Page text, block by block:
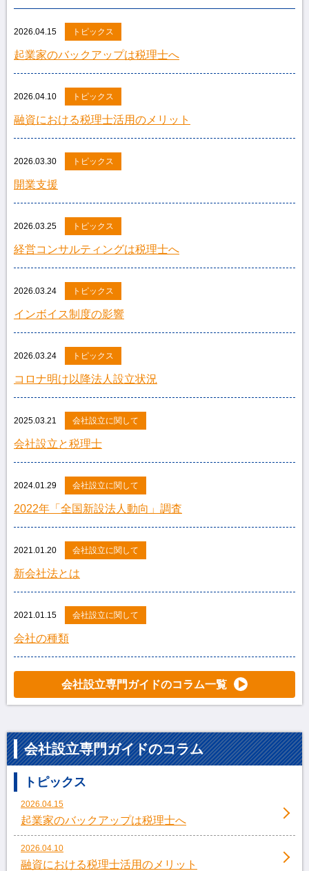
2026.04.15 トピックス
起業家のバックアップは税理士へ
2026.04.10 トピックス
融資における税理士活用のメリット
2026.03.30 トピックス
開業支援
2026.03.25 トピックス
経営コンサルティングは税理士へ
2026.03.24 トピックス
インボイス制度の影響
2026.03.24 トピックス
コロナ明け以降法人設立状況
2025.03.21 会社設立に関して
会社設立と税理士
2024.01.29 会社設立に関して
2022年「全国新設法人動向」調査
2021.01.20 会社設立に関して
新会社法とは
2021.01.15 会社設立に関して
会社の種類
会社設立専門ガイドのコラム一覧
会社設立専門ガイドのコラム
トピックス
2026.04.15
起業家のバックアップは税理士へ
2026.04.10
融資における税理士活用のメリット